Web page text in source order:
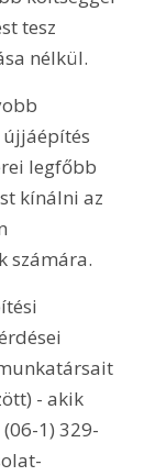
tesz
nélkül.
legfőbb
kínálni az
számára.
- akik
1) 329-